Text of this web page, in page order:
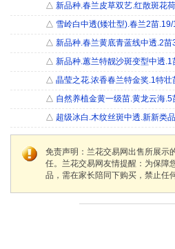
△ 新品种.春兰皮草双艺.红散斑花
△ 雪岭白中透(矮壮型).春兰2苗
△ 新品种.春兰黄底青蓝线中透.2
△ 新品种.蕙兰特靓沙斑变型中透
△ 晶莹之花.浓香春兰特金奖.1特
△ 自然养植金黄一级苗.黄龙云海
△ 超级冰白.木纹丝斑中透.新新类
免责声明：兰花交易网出售所展示
任。兰花交易网友情提醒：为保障
品，需在家长陪同下购买，禁止任